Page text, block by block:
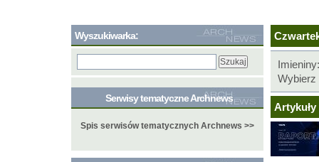
Wybierz
Wyszukiwarka:
Serwisy tematyczne Archnews
Spis serwisów tematycznych Archnews >>